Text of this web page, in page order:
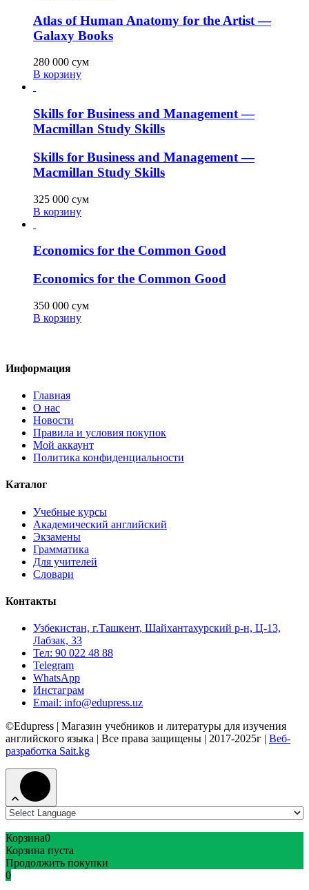
Atlas of Human Anatomy for the Artist —
Galaxy Books
280 000 сум
В корзину
Skills for Business and Management —
Macmillan Study Skills
Skills for Business and Management —
Macmillan Study Skills
325 000 сум
В корзину
Economics for the Common Good
Economics for the Common Good
350 000 сум
В корзину
Информация
Главная
О нас
Новости
Правила и условия покупок
Мой аккаунт
Политика конфиденциальности
Каталог
Учебные курсы
Академический английский
Экзамены
Грамматика
Для учителей
Словари
Контакты
Узбекистан, г.Ташкент, Шайхантахурский р-н, Ц-13,
Лабзак, 33
Тел: 90 022 48 88
Telegram
WhatsApp
Инстаграм
Email: info@edupress.uz
©Edupress | Магазин учебников и литературы для изучения
английского языка | Все права защищены | 2017-2025г | Веб-
разработка Sait.kg
Корзина0
Корзина пуста
Продолжить покупки
0